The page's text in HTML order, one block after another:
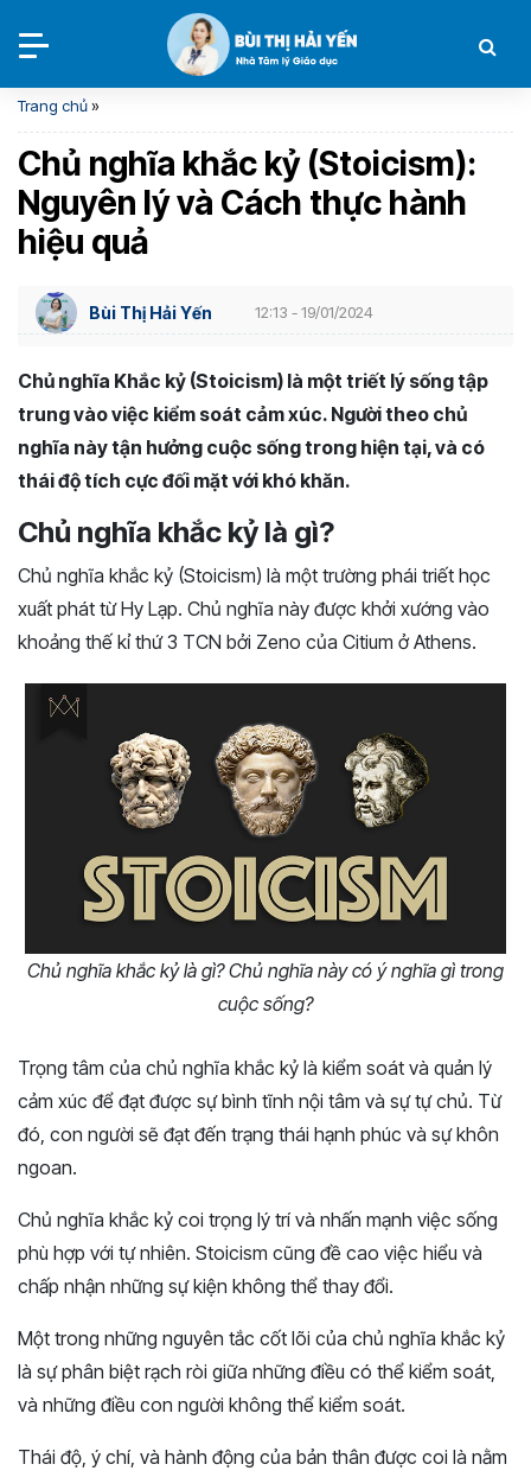
Trang chủ»
Chủ nghĩa khắc kỷ (Stoicism):
Nguyên lý và Cách thực hành
hiệu quả
Bùi Thị Hải Yến 12:13 - 19/01/2024
Chủ nghĩa Khắc kỷ (Stoicism) là một triết lý sống tập
trung vào việc kiểm soát cảm xúc. Người theo chủ
nghĩa này tận hưởng cuộc sống trong hiện tại, và có
thái độ tích cực đối mặt với khó khăn.
Chủ nghĩa khắc kỷ là gì?
Chủ nghĩa khắc kỷ (Stoicism) là một trường phái triết học
xuất phát từ Hy Lạp. Chủ nghĩa này được khởi xướng vào
khoảng thế kỉ thứ 3 TCN bởi Zeno của Citium ở Athens.
Chủ nghĩa khắc kỷ là gì? Chủ nghĩa này có ý nghĩa gì trong
cuộc sống?
Trọng tâm của chủ nghĩa khắc kỷ là kiểm soát và quản lý
cảm xúc để đạt được sự bình tĩnh nội tâm và sự tự chủ. Từ
đó, con người sẽ đạt đến trạng thái hạnh phúc và sự khôn
ngoan.
Chủ nghĩa khắc kỷ coi trọng lý trí và nhấn mạnh việc sống
phù hợp với tự nhiên. Stoicism cũng đề cao việc hiểu và
chấp nhận những sự kiện không thể thay đổi.
Một trong những nguyên tắc cốt lõi của chủ nghĩa khắc kỷ
là sự phân biệt rạch ròi giữa những điều có thể kiểm soát,
và những điều con người không thể kiểm soát.
Thái độ, ý chí, và hành động của bản thân được coi là nằm